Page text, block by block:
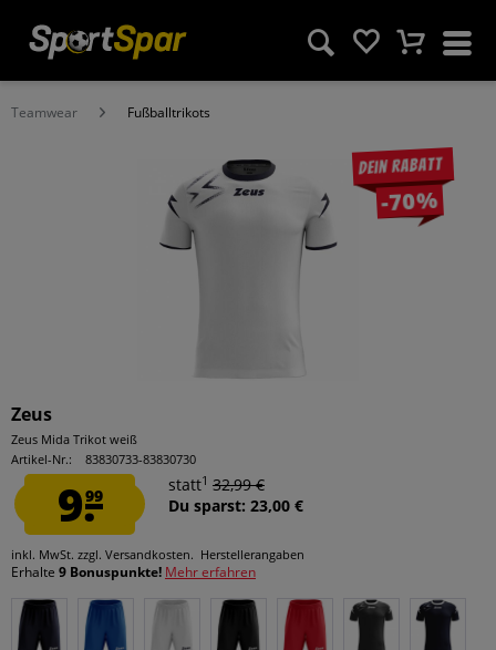
Teamwear Fußballtrikots
Dein Rabatt
-70%
Zeus
Zeus Mida Trikot weiß
Artikel-Nr.:
83830733-83830730
9.99
statt1 32,99 €
Du sparst: 23,00 €
inkl. MwSt. zzgl. Versandkosten. Herstellerangaben
Erhalte 9 Bonuspunkte! Mehr erfahren